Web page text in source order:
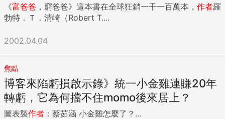
《富爸爸 ，窮爸爸》這本書在全球狂銷一千一百萬本， 作者羅
勃特．Ｔ．清崎（Robert T....
2002.04.04
焦點
博客來陷虧損啟示錄》統一小金雞連賺20年
轉虧，它為何擋不住momo後來居上？
圖表製作者 ：蔡茹涵 小金雞怎麼了？...